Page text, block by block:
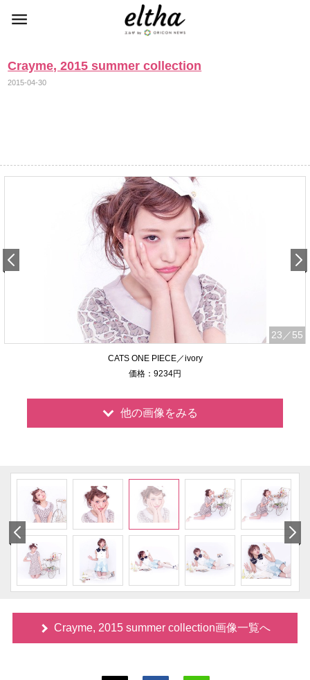
Crayme, 2015 summer collection
2015-04-30
23 ／55
CATS ONE PIECE／ivory
価格：9234円
他の画像をみる
Crayme, 2015 summer collection画像一覧へ